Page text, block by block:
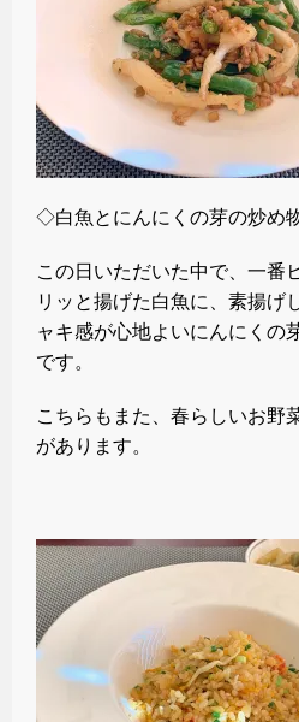
◇白魚とにんにくの芽の炒め
この日いただいた中で、一番
リッと揚げた白魚に、素揚げ
ャキ感が心地よいにんにくの
です。
こちらもまた、春らしいお野
があります。